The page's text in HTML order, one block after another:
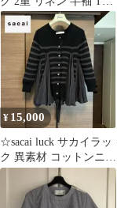
ャツ カットソー
¥ 15,000
☆sacai luck サカイラッ
ク 異素材 コットンニッ
トカーディガン『2』☆